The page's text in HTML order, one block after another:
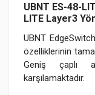
UBNT ES-48-
LITE Layer3
UBNT
özelliklerinin
Geniş çaplı
karşılamaktadır.